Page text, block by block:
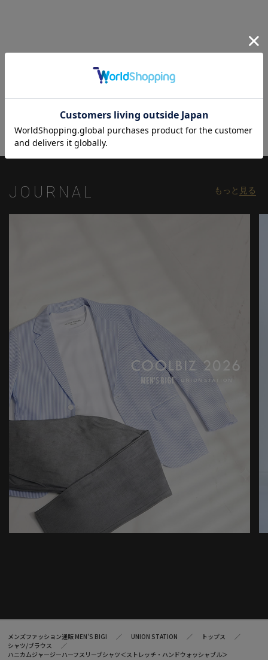
アメリカントラッドを軸にアメリカンカルチャー、ストリート、
入れながら、現代の大人にふさわしいファッションを追求するブ
JOURNAL もっと 見る
メンズファッション通販 MEN'S BIGI UNION STATION
トップス
シャツ/ブラウス
ハニカムジャージーハーフスリーブシャツ＜ストレッチ・ハンドウォッシャブル＞